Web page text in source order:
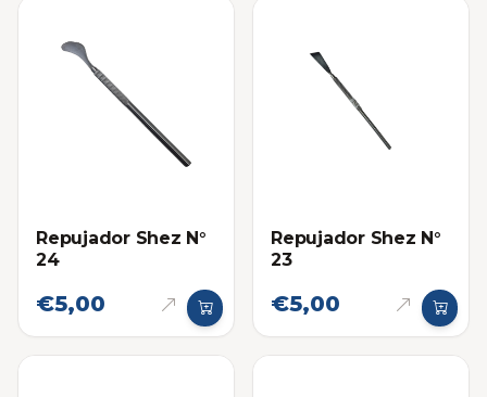
Repujador Shez N°
24
€5,00
Repujador Shez N°
23
€5,00